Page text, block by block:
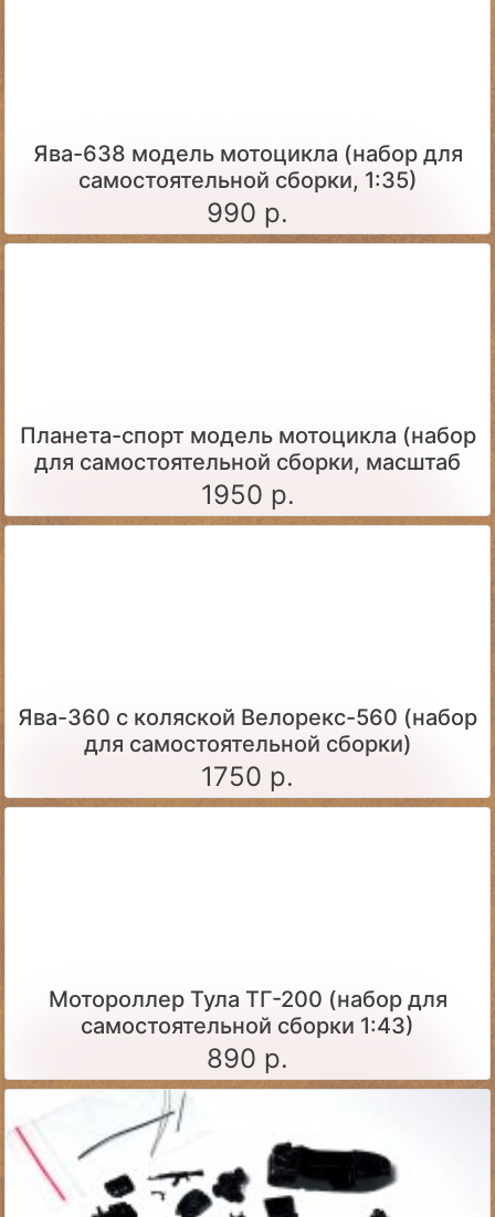
Ява-638 модель мотоцикла (набор для
самостоятельной сборки, 1:35)
990 р.
Планета-спорт модель мотоцикла (набор
для самостоятельной сборки, масштаб
1:24)
1950 р.
Ява-360 c коляской Велорекс-560 (набор
для самостоятельной сборки)
1750 р.
Мотороллер Тула ТГ-200 (набор для
самостоятельной сборки 1:43)
890 р.